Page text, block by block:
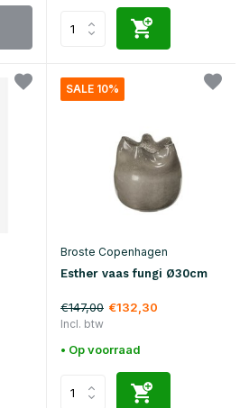
SALE 10%
Broste Copenhagen
Esther vaas fungi Ø30cm
€147,00 €132,30
Incl. btw
• Op voorraad